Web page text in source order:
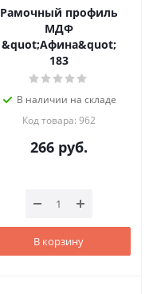
Рамочный профиль
МДФ
&quot;Афина&quot;
183
В наличии на складе
Код товара: 962
266руб.
В корзину